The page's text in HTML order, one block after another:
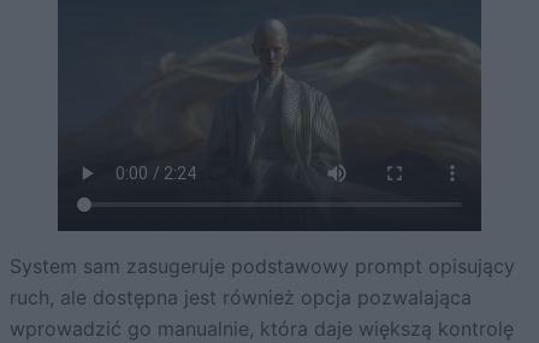
System sam zasugeruje podstawowy prompt opisujący
ruch, ale dostępna jest również opcja pozwalająca
wprowadzić go manualnie, która daje większą kontrolę